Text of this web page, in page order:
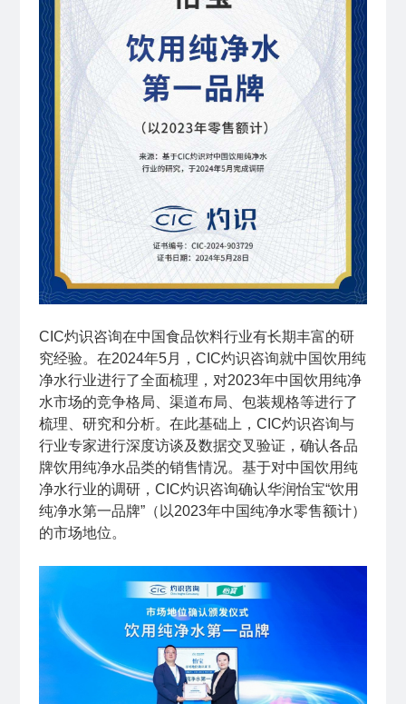
CIC灼识咨询在中国食品饮料行业有长期丰富的研
究经验。在2024年5月，CIC灼识咨询就中国饮用纯
净水行业进行了全面梳理，对2023年中国饮用纯净
水市场的竞争格局、渠道布局、包装规格等进行了
梳理、研究和分析。在此基础上，CIC灼识咨询与
行业专家进行深度访谈及数据交叉验证，确认各品
牌饮用纯净水品类的销售情况。基于对中国饮用纯
净水行业的调研，CIC灼识咨询确认华润怡宝“饮用
纯净水第一品牌”（以2023年中国纯净水零售额计）
的市场地位。